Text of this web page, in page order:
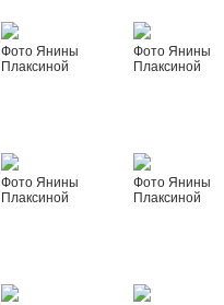
Фото Янины
Плаксиной
Фото Янины
Плаксиной
Фото Янины
Плаксиной
Фото Янины
Плаксиной